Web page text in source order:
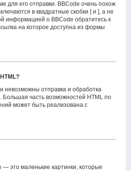
для его отправки. BBCode очень похож
в квадратные скобки [ и ], а не
информацией о BBCode обратитесь к
на которое доступна из формы
невозможны отправка и обработка
Большая часть возможностей HTML по
может быть реализована с
это маленькие картинки, которые